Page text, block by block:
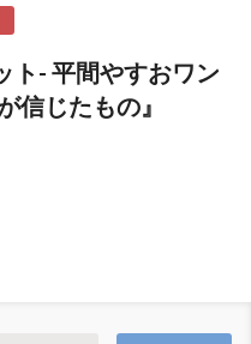
ト- 平間やすおワン
信じたもの』